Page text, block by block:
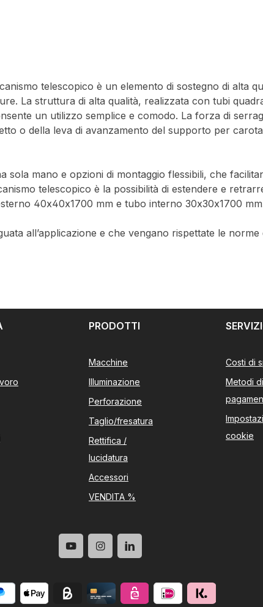
telescopico è un elemento di sostegno di alta
La struttura di alta qualità, realizzata con tubi
un utilizzo semplice e comodo. La forza di
o della leva di avanzamento del supporto per
mano e opzioni di montaggio flessibili, che
telescopico è la possibilità di estendere e
40x40x1700 mm e tubo interno 30x30x1700
all’applicazione e che vengano rispettate le
PRODOTTI
Macchine
Illuminazione
Perforazione
Taglio/fresatura
Rettifica /
lucidatura
Accessori
VENDITA %
Costi di
Metodi di
cookie